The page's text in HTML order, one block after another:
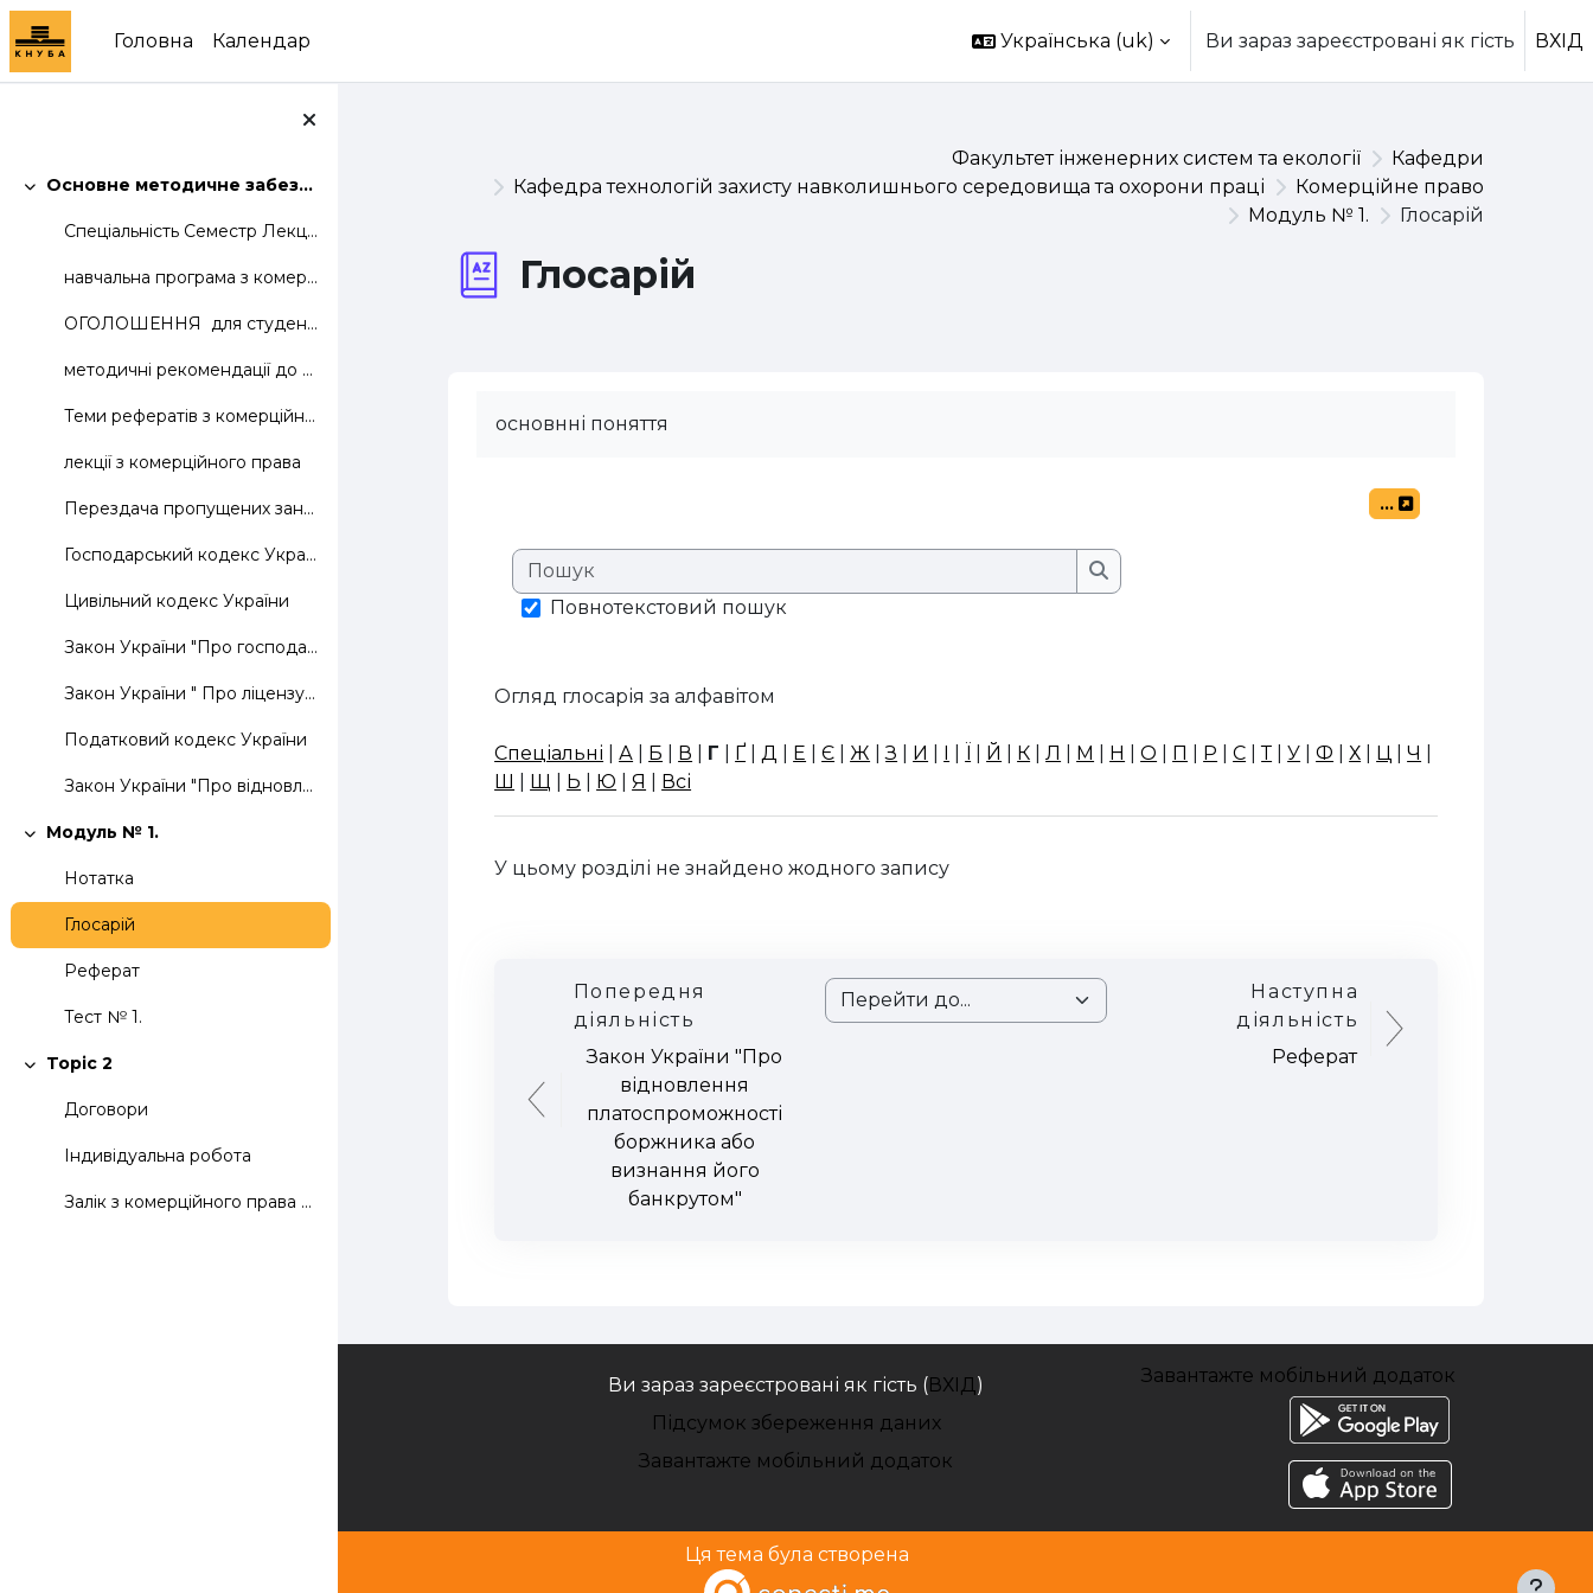
Перейти до головного вмісту
Головна
Календар Українська ‎(uk)‎ Ви зараз зареєстровані як гість ВХІД
Згорнути
Основне методичне забезпечення дисципліни
Спеціальність Семестр Лекцій Лаб. Практ....
навчальна програма з комерційного права
ОГОЛОШЕННЯ для студентів групи ТКД 31: перед п...
методичні рекомендації до оформлення індивідуального завдання
Теми рефератів з комерційного права
лекції з комерційного права
Перездача пропущених занять з комерційного права.
Господарський кодекс України
Цивільний кодекс України
Закон України "Про господарські товариства"
Закон України " Про ліцензування окремих видів господарської діяльності"
Податковий кодекс України
Закон України "Про відновлення платоспроможності боржника або визнання його банкрутом"
Згорнути
Модуль № 1.
Нотатка
Глосарій
Реферат
Тест № 1.
Згорнути
Topic 2
Договори
Індивідуальна робота
Залік з комерційного права відбудеться 27 грудня 2...
Факультет інженерних систем та екології
Кафедри
Кафедра технологій захисту навколишнього середовища та охорони праці
Комерційне право
Модуль № 1.
Глосарій
Глосарій
основнні поняття
...
Експорт записів
Пошук
Пошук
Повнотекстовий пошук
Огляд глосарія за алфавітом
Спеціальні |А Б В Г Ґ |Д Е |Є Ж |З И І Ї Й К |Л М Н |О П Р |С |Т |У |Ф |Х Ц |Ч
Ш
Щ Ь Ю |Я Всі
У цьому розділі не знайдено жодного запису
Попередня
діяльність
Закон України "Про
відновлення
платоспроможності
боржника або
визнання його
банкрутом"
Перейти до...
Наступна
діяльність
Реферат
Ви зараз зареєстровані як гість (ВХІД)
Підсумок збереження даних
Завантажте мобільний додаток
Завантажте мобільний додаток
Ця тема була створена